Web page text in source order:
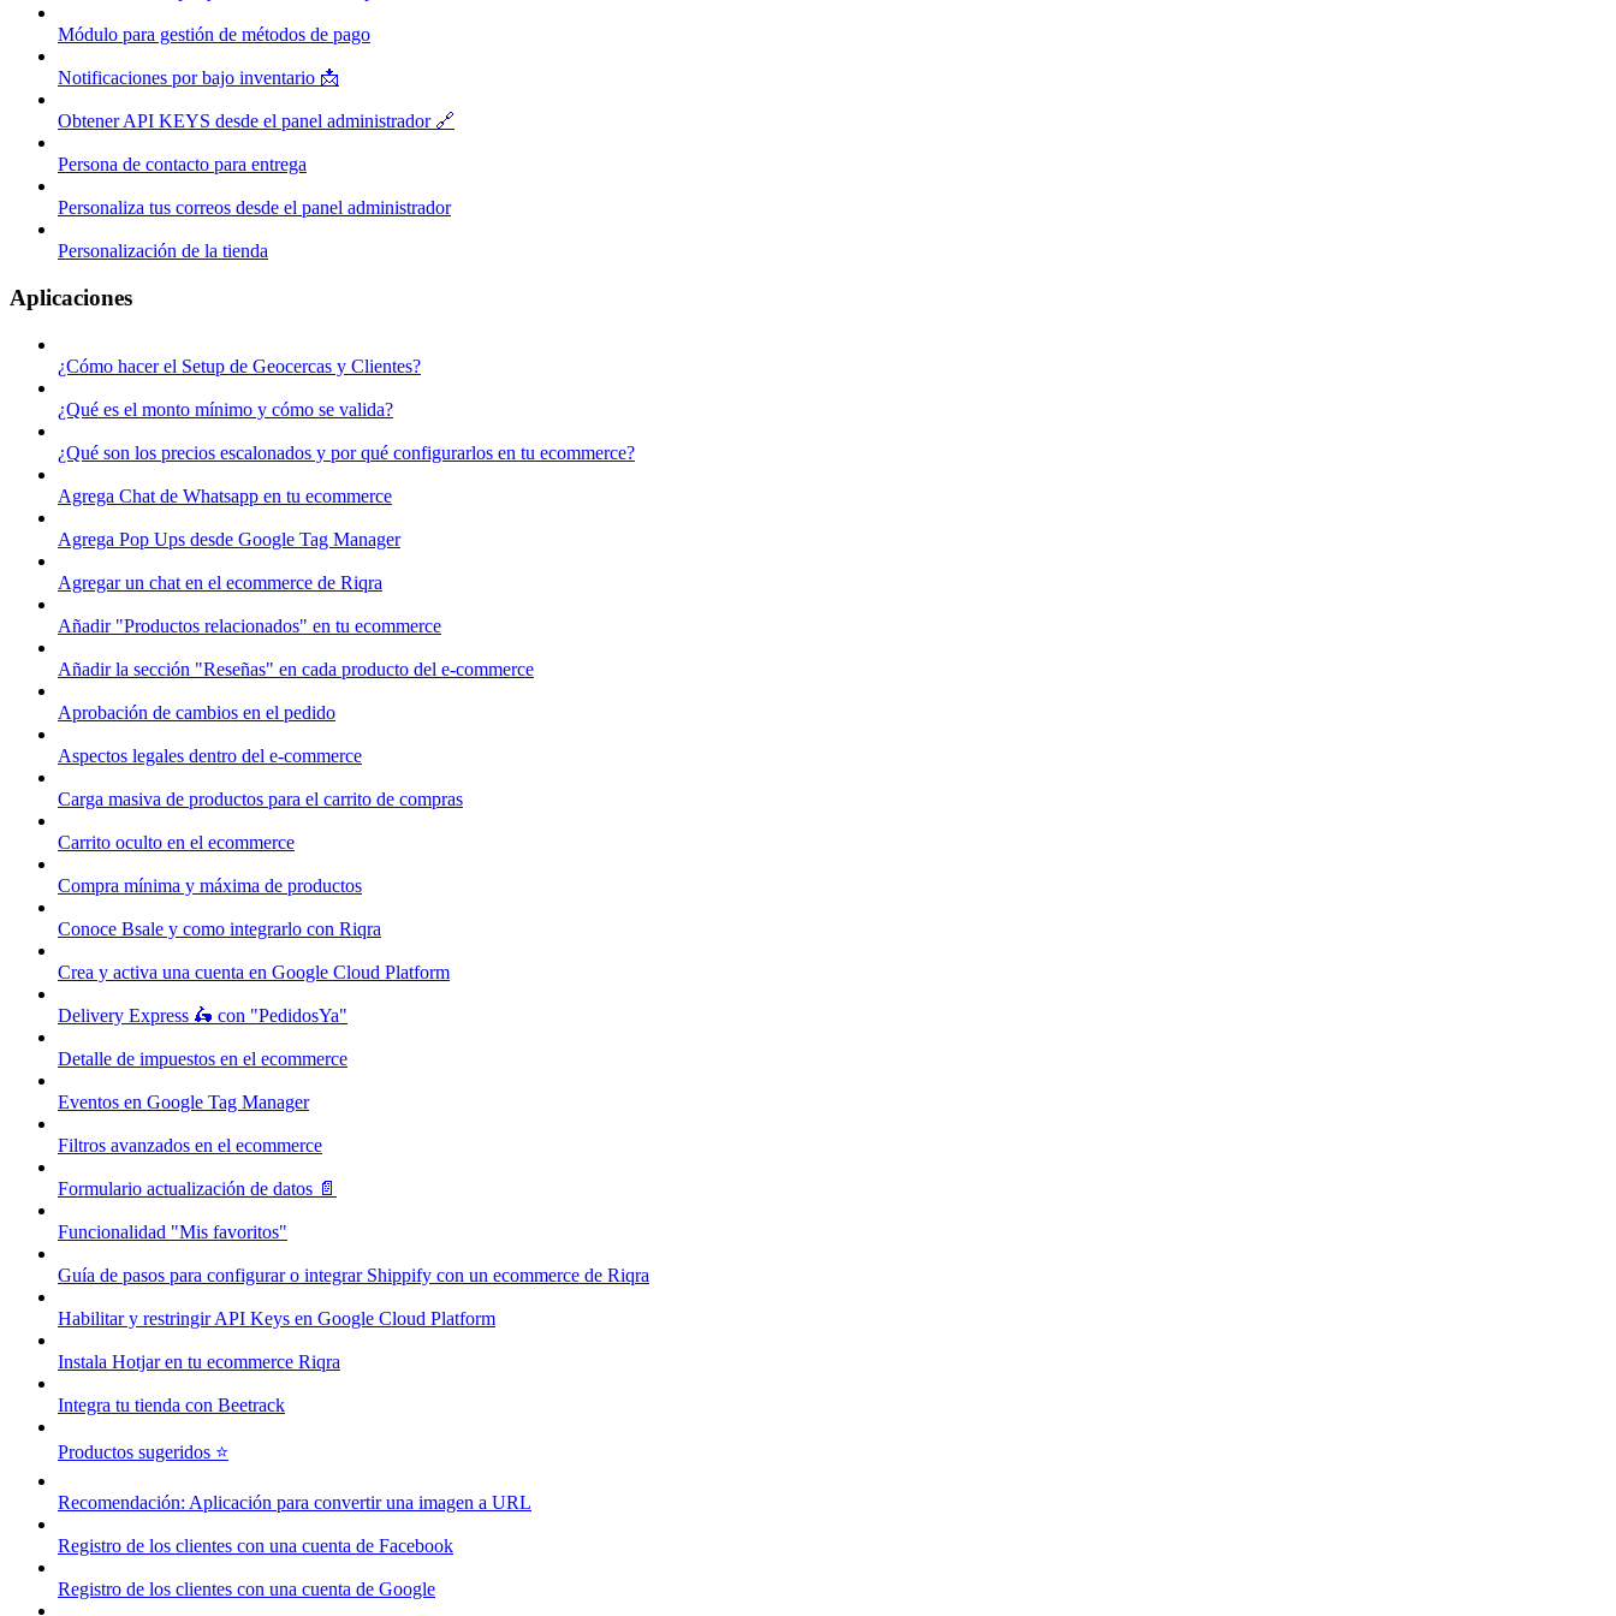
Módulo para gestión de métodos de pago
Notificaciones por bajo inventario 📩
Obtener API KEYS desde el panel administrador 🔗
Persona de contacto para entrega
Personaliza tus correos desde el panel administrador
Personalización de la tienda
Aplicaciones
¿Cómo hacer el Setup de Geocercas y Clientes?
¿Qué es el monto mínimo y cómo se valida?
¿Qué son los precios escalonados y por qué configurarlos en tu ecommerce?
Agrega Chat de Whatsapp en tu ecommerce
Agrega Pop Ups desde Google Tag Manager
Agregar un chat en el ecommerce de Riqra
Añadir "Productos relacionados" en tu ecommerce
Añadir la sección "Reseñas" en cada producto del e-commerce
Aprobación de cambios en el pedido
Aspectos legales dentro del e-commerce
Carga masiva de productos para el carrito de compras
Carrito oculto en el ecommerce
Compra mínima y máxima de productos
Conoce Bsale y como integrarlo con Riqra
Crea y activa una cuenta en Google Cloud Platform
Delivery Express 🛵 con "PedidosYa"
Detalle de impuestos en el ecommerce
Eventos en Google Tag Manager
Filtros avanzados en el ecommerce
Formulario actualización de datos 📄
Funcionalidad "Mis favoritos"
Guía de pasos para configurar o integrar Shippify con un ecommerce de Riqra
Habilitar y restringir API Keys en Google Cloud Platform
Instala Hotjar en tu ecommerce Riqra
Integra tu tienda con Beetrack
Productos sugeridos ⭐
Recomendación: Aplicación para convertir una imagen a URL
Registro de los clientes con una cuenta de Facebook
Registro de los clientes con una cuenta de Google